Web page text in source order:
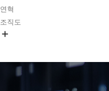
연혁
조직도
연구원 고객헌장